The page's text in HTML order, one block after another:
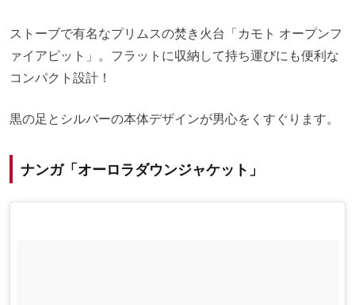
ストーブで有名なプリムスの焚き火台「カモト オープンフ
ァイアピット」。フラットに収納して持ち運びにも便利な
コンパクト設計！
黒の足とシルバーの本体デザインが男心をくすぐります。
ナンガ「オーロラダウンジャケット」